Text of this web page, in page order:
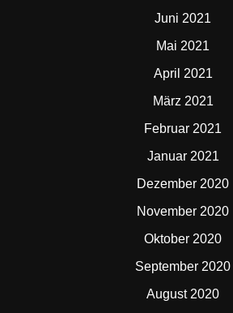
Juni 2021
Mai 2021
April 2021
März 2021
Februar 2021
Januar 2021
Dezember 2020
November 2020
Oktober 2020
September 2020
August 2020